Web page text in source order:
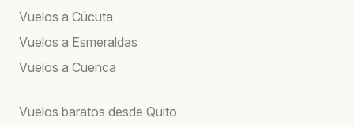
Vuelos a Cúcuta
Vuelos a Esmeraldas
Vuelos a Cuenca
Vuelos baratos desde Quito